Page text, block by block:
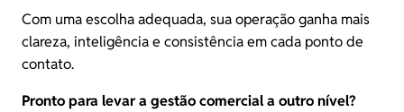
Com uma escolha adequada, sua operação ganha mais
clareza, inteligência e consistência em cada ponto de
contato.
Pronto para levar a gestão comercial a outro nível?